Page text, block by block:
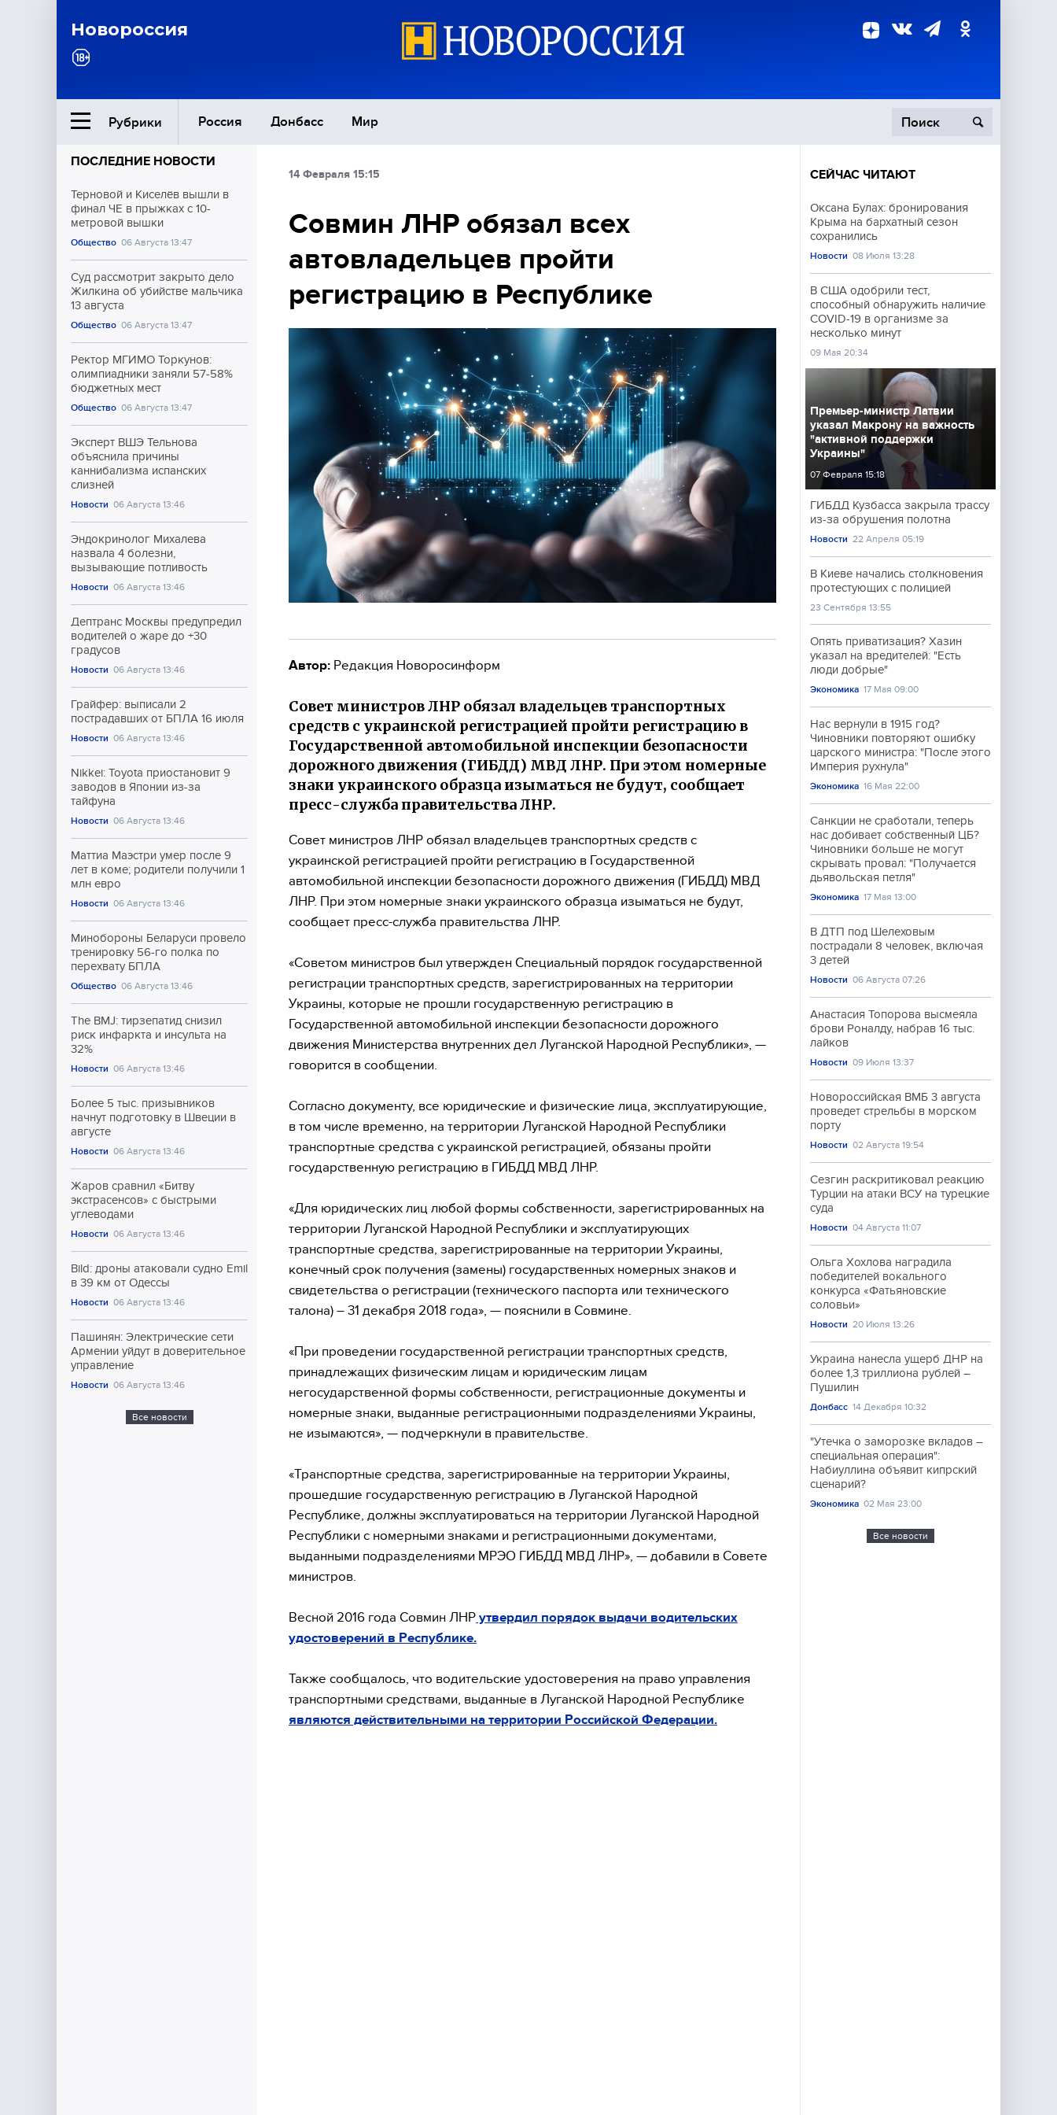
Новороссия
Рубрики Россия Донбасс Мир
Ближний Восток
Общество
Экономика
Происшествия
Культура
ПОСЛЕДНИЕ НОВОСТИ
Терновой и Киселёв вышли в
финал ЧЕ в прыжках с 10-
метровой вышки
Общество 06 Августа 13:47
Суд рассмотрит закрыто дело
Жилкина об убийстве мальчика
13 августа
Общество 06 Августа 13:47
Ректор МГИМО Торкунов:
олимпиадники заняли 57-58%
бюджетных мест
Общество 06 Августа 13:47
Эксперт ВШЭ Тельнова
объяснила причины
каннибализма испанских
слизней
Новости 06 Августа 13:46
Эндокринолог Михалева
назвала 4 болезни,
вызывающие потливость
Новости 06 Августа 13:46
Дептранс Москвы предупредил
водителей о жаре до +30
градусов
Новости 06 Августа 13:46
Грайфер: выписали 2
пострадавших от БПЛА 16 июля
Новости 06 Августа 13:46
Nikkei: Toyota приостановит 9
заводов в Японии из-за
тайфуна
Новости 06 Августа 13:46
Маттиа Маэстри умер после 9
лет в коме; родители получили 1
млн евро
Новости 06 Августа 13:46
Минобороны Беларуси провело
тренировку 56-го полка по
перехвату БПЛА
Общество 06 Августа 13:46
The BMJ: тирзепатид снизил
риск инфаркта и инсульта на
32%
Новости 06 Августа 13:46
Более 5 тыс. призывников
начнут подготовку в Швеции в
августе
Новости 06 Августа 13:46
Жаров сравнил «Битву
экстрасенсов» с быстрыми
углеводами
Новости 06 Августа 13:46
Bild: дроны атаковали судно Emil
в 39 км от Одессы
Новости 06 Августа 13:46
Пашинян: Электрические сети
Армении уйдут в доверительное
управление
Новости 06 Августа 13:46
Все новости
14 Февраля 15:15
Совмин ЛНР обязал всех
автовладельцев пройти
регистрацию в Республике
Автор: Редакция Новоросинформ
Совет министров ЛНР обязал владельцев транспортных
средств с украинской регистрацией пройти регистрацию в
Государственной автомобильной инспекции безопасности
дорожного движения (ГИБДД) МВД ЛНР. При этом номерные
знаки украинского образца изыматься не будут, сообщает
пресс-служба правительства ЛНР.
Совет министров ЛНР обязал владельцев транспортных средств с
украинской регистрацией пройти регистрацию в Государственной
автомобильной инспекции безопасности дорожного движения (ГИБДД) МВД
ЛНР. При этом номерные знаки украинского образца изыматься не будут,
сообщает пресс-служба правительства ЛНР.
«Советом министров был утвержден Специальный порядок государственной
регистрации транспортных средств, зарегистрированных на территории
Украины, которые не прошли государственную регистрацию в
Государственной автомобильной инспекции безопасности дорожного
движения Министерства внутренних дел Луганской Народной Республики», —
говорится в сообщении.
Согласно документу, все юридические и физические лица, эксплуатирующие,
в том числе временно, на территории Луганской Народной Республики
транспортные средства с украинской регистрацией, обязаны пройти
государственную регистрацию в ГИБДД МВД ЛНР.
«Для юридических лиц любой формы собственности, зарегистрированных на
территории Луганской Народной Республики и эксплуатирующих
транспортные средства, зарегистрированные на территории Украины,
конечный срок получения (замены) государственных номерных знаков и
свидетельства о регистрации (технического паспорта или технического
талона) – 31 декабря 2018 года», — пояснили в Совмине.
«При проведении государственной регистрации транспортных средств,
принадлежащих физическим лицам и юридическим лицам
негосударственной формы собственности, регистрационные документы и
номерные знаки, выданные регистрационными подразделениями Украины,
не изымаются», — подчеркнули в правительстве.
«Транспортные средства, зарегистрированные на территории Украины,
прошедшие государственную регистрацию в Луганской Народной
Республике, должны эксплуатироваться на территории Луганской Народной
Республики с номерными знаками и регистрационными документами,
выданными подразделениями МРЭО ГИБДД МВД ЛНР», — добавили в Совете
министров.
Весной 2016 года Совмин ЛНР утвердил порядок выдачи водительских
удостоверений в Республике.
Также сообщалось, что водительские удостоверения на право управления
транспортными средствами, выданные в Луганской Народной Республике
являются действительными на территории Российской Федерации.
СЕЙЧАС ЧИТАЮТ
Оксана Булах: бронирования
Крыма на бархатный сезон
сохранились
Новости 08 Июля 13:28
В США одобрили тест,
способный обнаружить наличие
COVID-19 в организме за
несколько минут
09 Мая 20:34
Премьер-министр Латвии
указал Макрону на важность
"активной поддержки
Украины"
07 Февраля 15:18
ГИБДД Кузбасса закрыла трассу
из-за обрушения полотна
Новости 22 Апреля 05:19
В Киеве начались столкновения
протестующих с полицией
23 Сентября 13:55
Опять приватизация? Хазин
указал на вредителей: "Есть
люди добрые"
Экономика 17 Мая 09:00
Нас вернули в 1915 год?
Чиновники повторяют ошибку
царского министра: "После этого
Империя рухнула"
Экономика 16 Мая 22:00
Санкции не сработали, теперь
нас добивает собственный ЦБ?
Чиновники больше не могут
скрывать провал: "Получается
дьявольская петля"
Экономика 17 Мая 13:00
В ДТП под Шелеховым
пострадали 8 человек, включая
3 детей
Новости 06 Августа 07:26
Анастасия Топорова высмеяла
брови Роналду, набрав 16 тыс.
лайков
Новости 09 Июля 13:37
Новороссийская ВМБ 3 августа
проведет стрельбы в морском
порту
Новости 02 Августа 19:54
Сезгин раскритиковал реакцию
Турции на атаки ВСУ на турецкие
суда
Новости 04 Августа 11:07
Ольга Хохлова наградила
победителей вокального
конкурса «Фатьяновские
соловьи»
Новости 20 Июля 13:26
Украина нанесла ущерб ДНР на
более 1,3 триллиона рублей –
Пушилин
Донбасс 14 Декабря 10:32
"Утечка о заморозке вкладов –
специальная операция":
Набиуллина объявит кипрский
сценарий?
Экономика 02 Мая 23:00
Все новости